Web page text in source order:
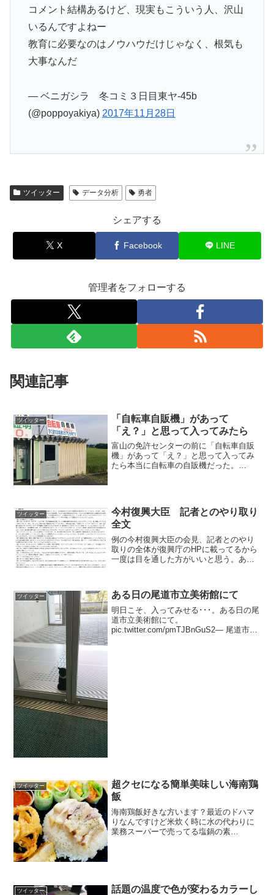
コメント結構あるけど、現実もこういう人、沢山
いるんですよねー
教育に必要なのはノウハウだけじゃなく、根気も
大事なんだ
— ベニガシラ 冬コミ３日目東ヤ-45b
(@poppoyakiya) 2017年11月28日
ツイッター データ分析 勇者
シェアする
X Facebook LINE
管理者をフォローする
関連記事
ツイッター
「自転車自販機」があって
「え？」と思って入ってみたら
富山の免許センターの前に「自転車自販
機」があって「え？」と思って入ってみ
たら本当に自転車の自販機だった。
ツイッター
今村復興大臣 記者とのやり取り
全文
例の今村復興大臣の会見、記者とのやり
取りの全体が復興庁のHPに載ってるから
一度は目を通した方がいいと思う。あの
真剣に被災者の為に働いている人に対し
て失礼過ぎるし、頭にく...
ツイッター ある日の尾道市立美術館にて
明日こそ、入ってみせる･･･。ある日の尾
道市立美術館にて。
pic.twitter.com/pmTJBnGuS2— 尾道市立
ツイッター
超クセになる簡単美味しい海南鶏
飯
海南鶏飯好きな方います？最近のドハマ
りなんですけど米炊く時に水の代わりに
業務スーパーで売ってる塩鍋の素
ツイッター
話題の温度で色が変わるカラーし